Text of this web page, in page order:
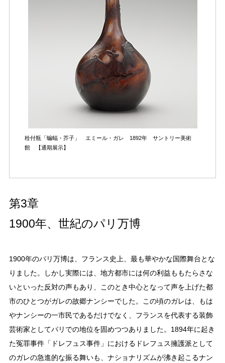
栓付瓶「蝙蝠・芥子」 エミール・ガレ 1892年 サントリー美術
館 【通期展示】
第3章
1900年、世紀のパリ万博
1900年のパリ万博は、フランス史上、最も華やかな国際舞台とな
りました。しかし実際には、地方都市には何の利益ももたらさな
いといった反対の声もあり、このとき中心となって声を上げた都
市のひとつがガレの故郷ナンシーでした。この頃のガレは、もは
やナンシーの一市民であるだけでなく、フランスを代表する装飾
芸術家としてパリでの地位を固めつつありました。1894年に起き
た冤罪事件「ドレフュス事件」におけるドレフュス擁護派として
のガレの急進的な振る舞いも、ナショナリズムが沸き起こるナン